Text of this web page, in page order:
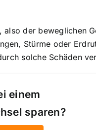
der beweglichen
Stürme oder
solche Schäden
einem
sparen?